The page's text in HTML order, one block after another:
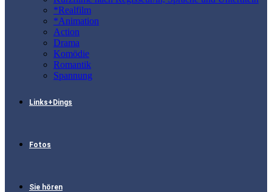
*Realfilm
*Animation
Action
Drama
Komödie
Romantik
Spannung
Links+Dings
Fotos
Sie hören